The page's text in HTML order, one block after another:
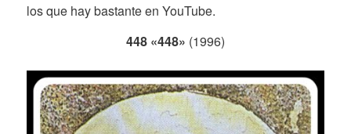
los que hay bastante en YouTube.
448 «448» (1996)